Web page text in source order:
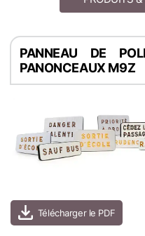
PANNEAU DE
PANONCEAUX M9Z